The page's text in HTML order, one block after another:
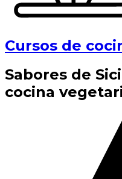
Cursos de
Sabores de
cocina